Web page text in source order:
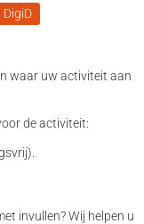
waar uw activiteit aan
de activiteit:
invullen? Wij helpen u